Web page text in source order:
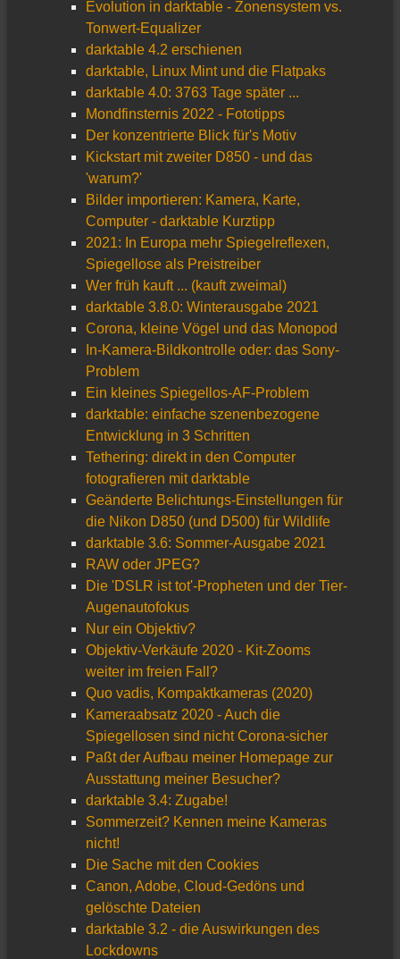
Evolution in darktable - Zonensystem vs.
Tonwert-Equalizer
darktable 4.2 erschienen
darktable, Linux Mint und die Flatpaks
darktable 4.0: 3763 Tage später ...
Mondfinsternis 2022 - Fototipps
Der konzentrierte Blick für's Motiv
Kickstart mit zweiter D850 - und das
'warum?'
Bilder importieren: Kamera, Karte,
Computer - darktable Kurztipp
2021: In Europa mehr Spiegelreflexen,
Spiegellose als Preistreiber
Wer früh kauft ... (kauft zweimal)
darktable 3.8.0: Winterausgabe 2021
Corona, kleine Vögel und das Monopod
In-Kamera-Bildkontrolle oder: das Sony-
Problem
Ein kleines Spiegellos-AF-Problem
darktable: einfache szenenbezogene
Entwicklung in 3 Schritten
Tethering: direkt in den Computer
fotografieren mit darktable
Geänderte Belichtungs-Einstellungen für
die Nikon D850 (und D500) für Wildlife
darktable 3.6: Sommer-Ausgabe 2021
RAW oder JPEG?
Die 'DSLR ist tot'-Propheten und der Tier-
Augenautofokus
Nur ein Objektiv?
Objektiv-Verkäufe 2020 - Kit-Zooms
weiter im freien Fall?
Quo vadis, Kompaktkameras (2020)
Kameraabsatz 2020 - Auch die
Spiegellosen sind nicht Corona-sicher
Paßt der Aufbau meiner Homepage zur
Ausstattung meiner Besucher?
darktable 3.4: Zugabe!
Sommerzeit? Kennen meine Kameras
nicht!
Die Sache mit den Cookies
Canon, Adobe, Cloud-Gedöns und
gelöschte Dateien
darktable 3.2 - die Auswirkungen des
Lockdowns